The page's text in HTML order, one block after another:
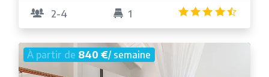
2-4 1
À partir de 840 €/ semaine